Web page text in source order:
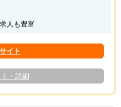
人も豊富
・詳細